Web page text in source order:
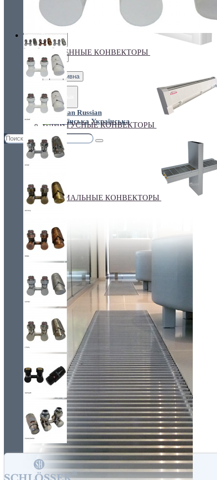
Украина, г.Киев. ул. Кирилловская,160А
€ Euro
грн. Гривна
Язык
Russian
Українська
НАСТЕННЫЕ КОНВЕКТОРЫ
ПЛИНТУСНЫЕ КОНВЕКТОРЫ
СПЕЦИАЛЬНЫЕ КОНВЕКТОРЫ